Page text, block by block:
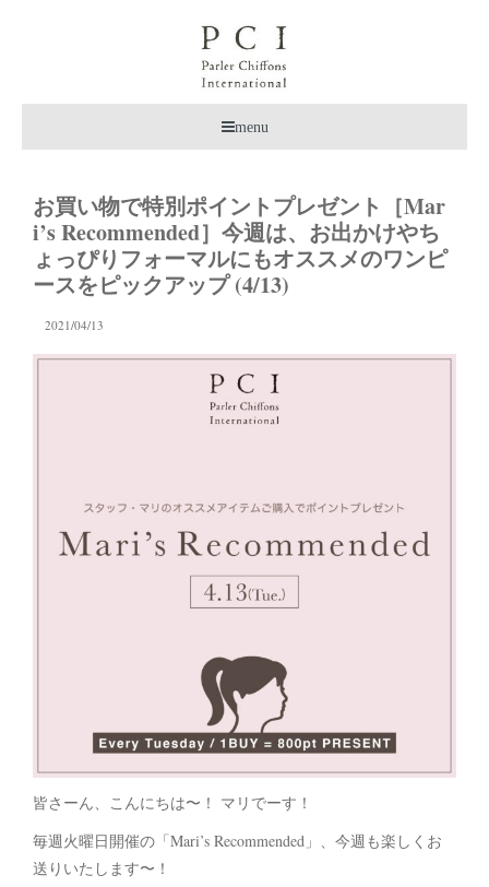
menu
お買い物で特別ポイントプレゼント［Mar
i’s Recommended］今週は、お出かけやち
ょっぴりフォーマルにもオススメのワンピ
ースをピックアップ (4/13)
2021/04/13
皆さーん、こんにちは〜！ マリでーす！
毎週火曜日開催の「Mari’s Recommended」、今週も楽しくお
送りいたします〜！